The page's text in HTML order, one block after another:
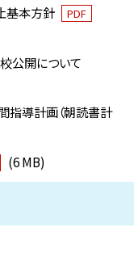
基本方針 PDF
公開について
指導計画（朝読書計
(6 MB)